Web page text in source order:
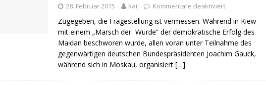
28. Februar 2015 kai Kommentare deaktiviert
Zugegeben, die Fragestellung ist vermessen. Während in Kiew
mit einem „Marsch der Würde“ der demokratische Erfolg des
Maidan beschworen wurde, allen voran unter Teilnahme des
gegenwärtigen deutschen Bundespräsidenten Joachim Gauck,
während sich in Moskau, organisiert […]